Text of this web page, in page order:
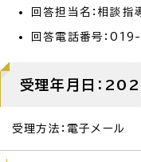
回答担当名：相談指
回答電話番号：
受理年月日：
受理方法：電子メール